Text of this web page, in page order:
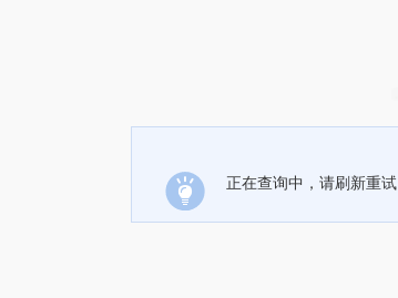
正在查询中，请刷新重试